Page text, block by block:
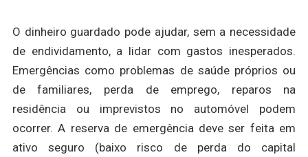
O dinheiro guardado pode ajudar, sem a necessidade
de endividamento, a lidar com gastos inesperados.
Emergências como problemas de saúde próprios ou
de familiares, perda de emprego, reparos na
residência ou imprevistos no automóvel podem
ocorrer. A reserva de emergência deve ser feita em
ativo seguro (baixo risco de perda do capital